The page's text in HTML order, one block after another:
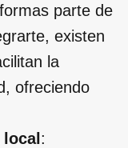
parte de
existen
la
ofreciendo
: